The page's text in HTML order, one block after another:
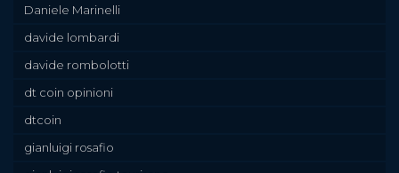
Daniele Marinelli
davide lombardi
davide rombolotti
dt coin opinioni
dtcoin
gianluigi rosafio